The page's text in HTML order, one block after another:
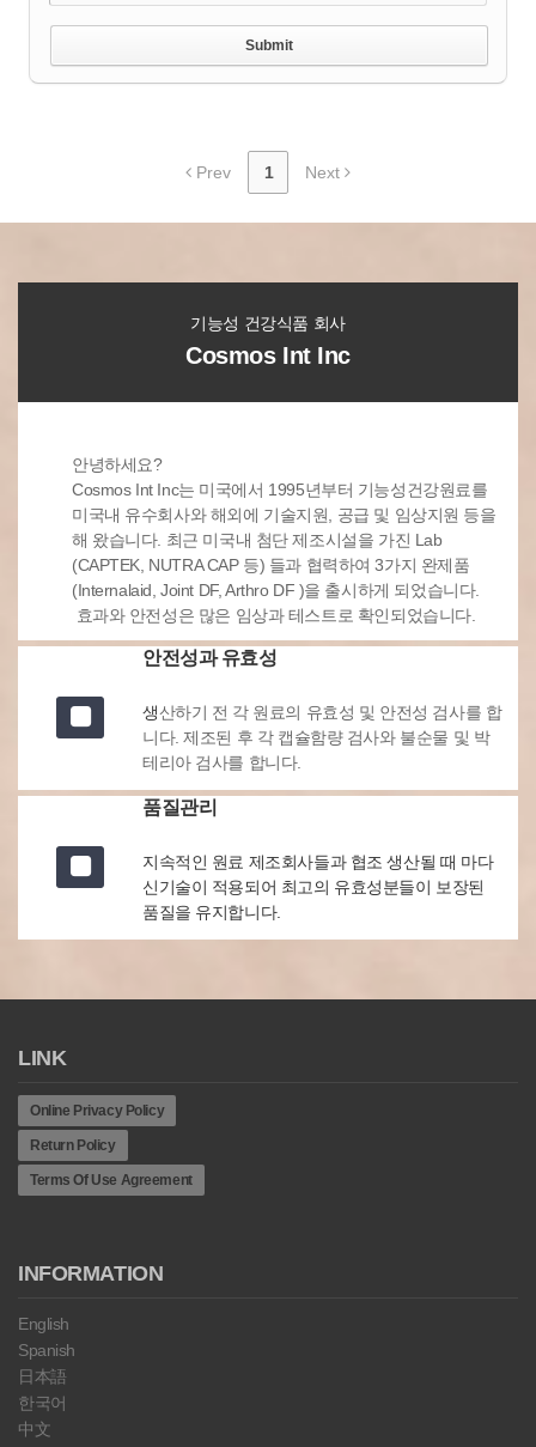
Prev 1 Next
기능성 건강식품 회사
Cosmos Int Inc
안녕하세요?
Cosmos Int Inc는 미국에서 1995년부터 기능성건강원료를
미국내 유수회사와 해외에 기술지원, 공급 및 임상지원 등을
해 왔습니다. 최근 미국내 첨단 제조시설을 가진 Lab
(CAPTEK, NUTRA CAP 등) 들과 협력하여 3가지 완제품
(Internalaid, Joint DF, Arthro DF )을 출시하게 되었습니다.
효과와 안전성은 많은 임상과 테스트로 확인되었습니다.
안전성과 유효성
생산하기 전 각 원료의 유효성 및 안전성 검사를 합
니다. 제조된 후 각 캡슐함량 검사와 불순물 및 박
테리아 검사를 합니다.
품질관리
지속적인 원료 제조회사들과 협조 생산될 때 마다
신기술이 적용되어 최고의 유효성분들이 보장된
품질을 유지합니다.
LINK
Online Privacy Policy
Return Policy
Terms Of Use Agreement
INFORMATION
English
Spanish
日本語
한국어
中文